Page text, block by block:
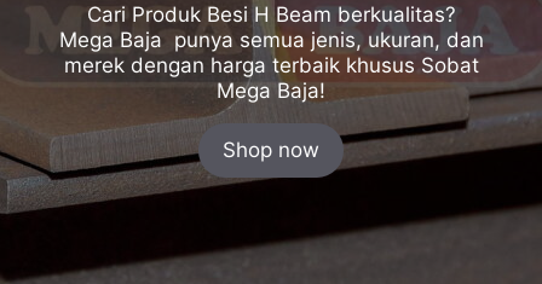
Cari Produk Besi H Beam berkualitas?
Mega Baja punya semua jenis, ukuran, dan
merek dengan harga terbaik khusus Sobat
Mega Baja!
Shop now